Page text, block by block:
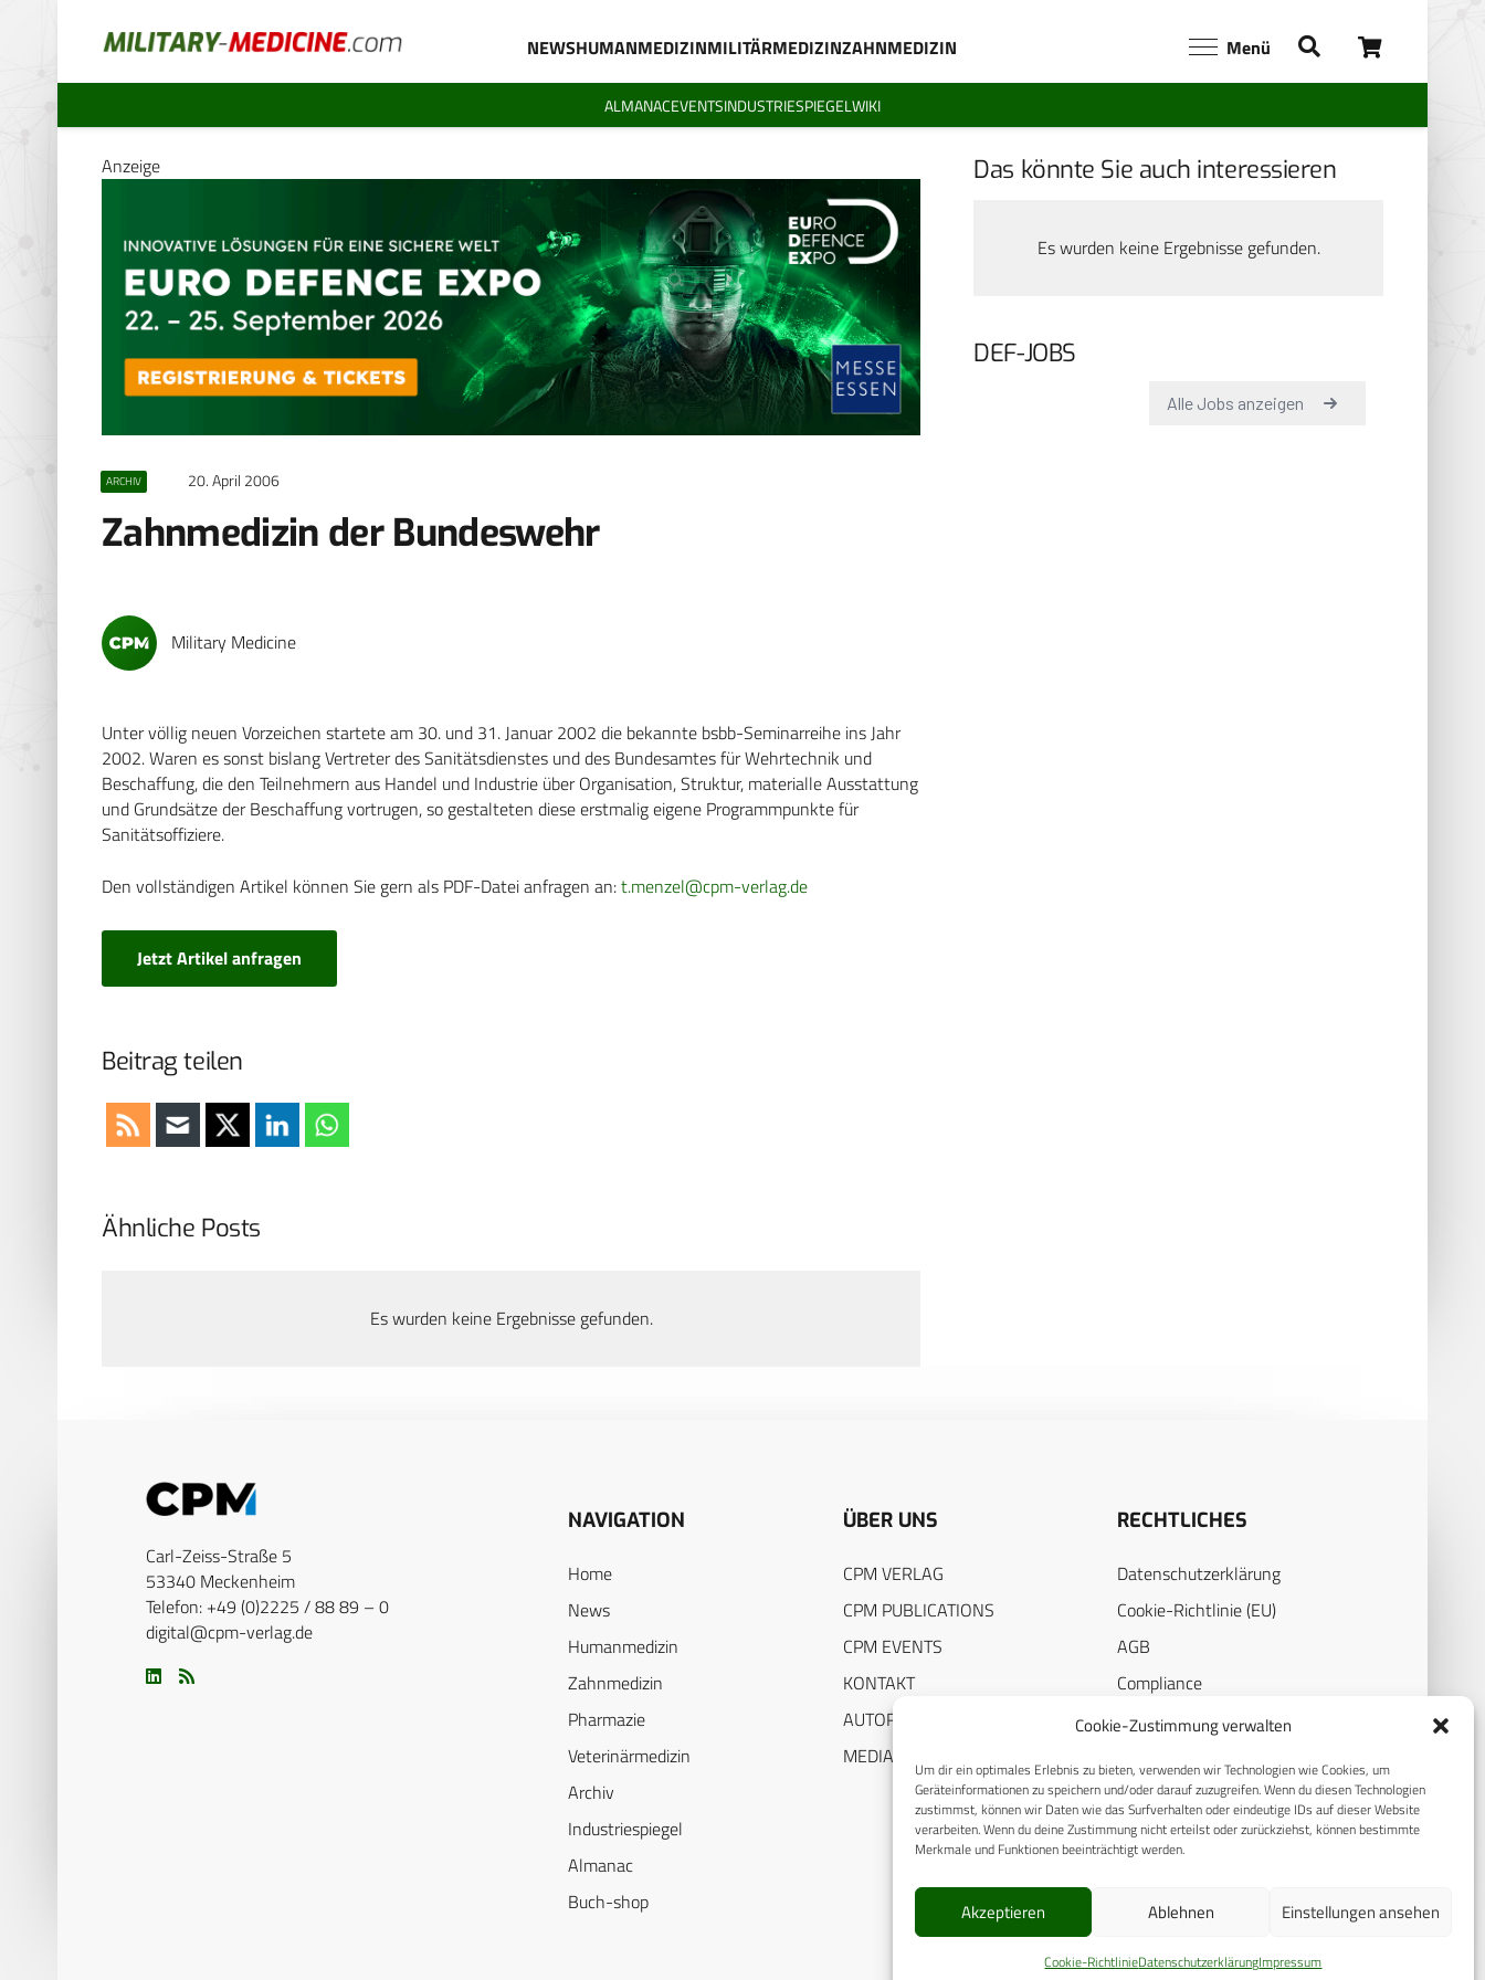
Cookie-Zustimmung verwalten
Um dir ein optimales Erlebnis zu bieten, verwenden wir Technologien wie Cookies, um
Geräteinformationen zu speichern und/oder darauf zuzugreifen. Wenn du diesen Technologien
zustimmst, können wir Daten wie das Surfverhalten oder eindeutige IDs auf dieser Website
verarbeiten. Wenn du deine Zustimmung nicht erteilst oder zurückziehst, können bestimmte
Merkmale und Funktionen beeinträchtigt werden.
Akzeptieren Ablehnen Einstellungen ansehen
Cookie-RichtlinieDatenschutzerklärungImpressum
NEWSHUMANMEDIZINMILITÄRMEDIZINZAHNMEDIZIN Menü
ALMANACEVENTSINDUSTRIESPIEGELWIKI
Anzeige
ARCHIV 20. April 2006
Zahnmedizin der Bundeswehr
Military Medicine
Unter völlig neuen Vorzeichen startete am 30. und 31. Januar 2002 die bekannte bsbb-Seminarreihe ins Jahr
2002. Waren es sonst bislang Vertreter des Sanitätsdienstes und des Bundesamtes für Wehrtechnik und
Beschaffung, die den Teilnehmern aus Handel und Industrie über Organisation, Struktur, materialle Ausstattung
und Grundsätze der Beschaffung vortrugen, so gestalteten diese erstmalig eigene Programmpunkte für
Sanitätsoffiziere.
Den vollständigen Artikel können Sie gern als PDF-Datei anfragen an:t.menzel@cpm-verlag.de
Jetzt Artikel anfragen
Beitrag teilen
Das könnte Sie auch interessieren
Es wurden keine Ergebnisse gefunden.
DEF-JOBS
Ähnliche Posts
Es wurden keine Ergebnisse gefunden.
Carl-Zeiss-Straße 5
53340 Meckenheim
Telefon: +49 (0)2225 / 88 89 – 0
digital@cpm-verlag.de
NAVIGATION
Home
News
Humanmedizin
Zahnmedizin
Pharmazie
Veterinärmedizin
Archiv
Industriespiegel
Almanac
Buch-shop
ÜBER UNS
CPM VERLAG
CPM PUBLICATIONS
CPM EVENTS
KONTAKT
AUTORENHINWEISE
MEDIADATEN
RECHTLICHES
Datenschutzerklärung
Cookie-Richtlinie (EU)
AGB
Compliance
Impressum
© 2025 CPM GmbH – Alle Rechte vorbehalten